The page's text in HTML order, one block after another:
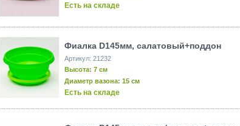
Есть на складе
Фиалка D145мм, салатовый+поддон
Артикул: 21232
Высота: 7 см
Диаметр вазона: 15 см
Есть на складе